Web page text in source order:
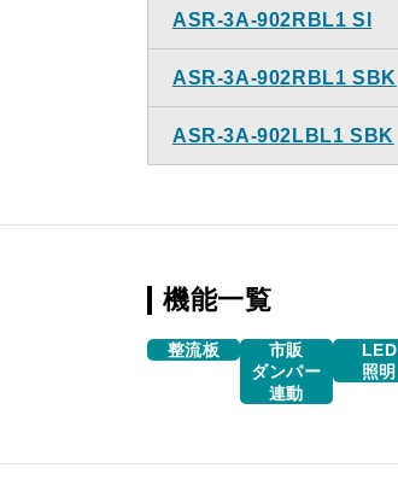
ASR-3A-902RBL1 SI
ASR-3A-902RBL1 SBK
ASR-3A-902LBL1 SBK
機能一覧
整流板
市販
ダンパー
連動
LED
照明